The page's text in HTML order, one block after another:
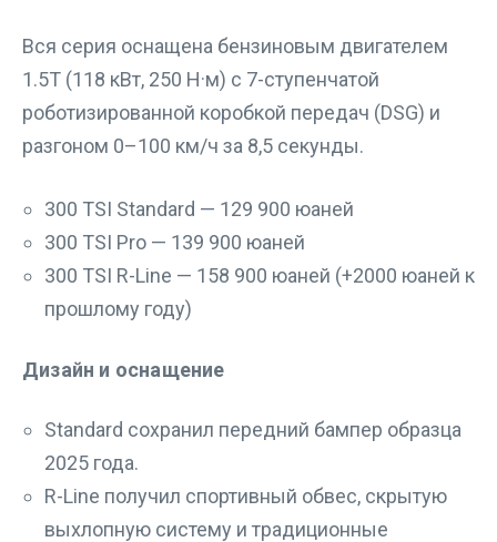
Вся серия оснащена бензиновым двигателем
1.5T (118 кВт, 250 Н·м) с 7-ступенчатой
роботизированной коробкой передач (DSG) и
разгоном 0–100 км/ч за 8,5 секунды.
300 TSI Standard — 129 900 юаней
300 TSI Pro — 139 900 юаней
300 TSI R-Line — 158 900 юаней (+2000 юаней к
прошлому году)
Дизайн и оснащение
Standard сохранил передний бампер образца
2025 года.
R-Line получил спортивный обвес, скрытую
выхлопную систему и традиционные